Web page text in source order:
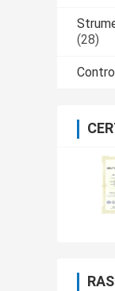
(28)